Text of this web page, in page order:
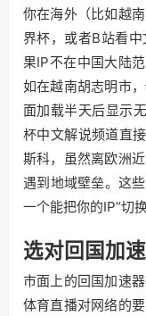
你在海外（比如越
界杯，或者B站看
果IP不在中国大陆
如在越南胡志明市
面加载半天后显示
杯中文解说频道直
斯科，虽然离欧洲
遇到地域壁垒。这
一个能把你的IP“切
选对回国加
市面上的回国加速
体育直播对网络的